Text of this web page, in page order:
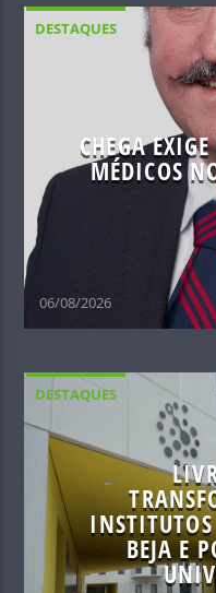
DESTAQUES
CHEGA
MÉDICOS
06/08/2026
DESTAQUES
BEJA E